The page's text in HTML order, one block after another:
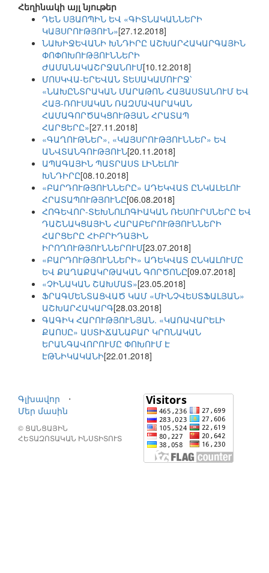
Հեղինակի այլ նյութեր
ԴԵՆ ՍՅԱՈՊԻՆ ԵՎ «ԳԻՏՆԱԿԱՆՆԵՐԻ
ԿԱՅՍՐՈՒԹՅՈՒՆ»[27.12.2018]
ՆԱԽԻՋԵՎԱՆԻ ԽՆԴԻՐԸ ԱՇԽԱՐՀԱԿԱՐԳԱՅԻՆ
ՓՈՓՈԽՈՒԹՅՈՒՆՆԵՐԻ
ԺԱՄԱՆԱԿԱՇՐՋԱՆՈՒՄ[10.12.2018]
ՄՈՍԿՎԱ-ԵՐԵՎԱՆ ՏԵՍԱԿԱՄՈՒՐՋ՝
«ՆԱԽԸՆՏՐԱԿԱՆ ՄԱՐԱԹՈՆ ՀԱՅԱՍՏԱՆՈՒՄ ԵՎ
ՀԱՅ-ՌՈՒՍԱԿԱՆ ՌԱԶՄԱՎԱՐԱԿԱՆ
ՀԱՄԱԳՈՐԾԱԿՑՈՒԹՅԱՆ ՀՐԱՏԱՊ
ՀԱՐՑԵՐԸ»[27.11.2018]
«ԳԱՂՈՒԹՆԵՐ», «ԿԱՅՍՐՈՒԹՅՈՒՆՆԵՐ» ԵՎ
ԱՆՎՏԱՆԳՈՒԹՅՈՒՆ[20.11.2018]
ԱՊԱԳԱՅԻՆ ՊԱՏՐԱՍՏ ԼԻՆԵԼՈՒ
ԽՆԴԻՐԸ[08.10.2018]
«ԲԱՐԴՈՒԹՅՈՒՆՆԵՐԸ» ԱԴԵԿՎԱՏ ԸՆԿԱԼԵԼՈՒ
ՀՐԱՏԱՊՈՒԹՅՈՒՆԸ[06.08.2018]
ՀՈԳԵՎՈՐ-ՏԵԽՆՈԼՈԳԻԱԿԱՆ ՌԵՍՈՒՐՍՆԵՐԸ ԵՎ
ԴԱՇՆԱԿՑԱՅԻՆ ՀԱՐԱԲԵՐՈՒԹՅՈՒՆՆԵՐԻ
ՀԱՐՑԵՐԸ ՀԻԲՐԻԴԱՅԻՆ
ԻՐՈՂՈՒԹՅՈՒՆՆԵՐՈՒՄ[23.07.2018]
«ԲԱՐԴՈՒԹՅՈՒՆՆԵՐԻ» ԱԴԵԿՎԱՏ ԸՆԿԱԼՈՒՄԸ
ԵՎ ՔԱՂԱՔԱԿՐԹԱԿԱՆ ԳՈՐԾՈՆԸ[09.07.2018]
«ՉԻՆԱԿԱՆ ՇԱԽՄԱՏ»[23.05.2018]
ՖՐԱԳՄԵՆՏԱՑՎԱԾ ԿԱՄ «ՄԻՆՉՎԵՍՏՖԱԼՅԱՆ»
ԱՇԽԱՐՀԱԿԱՐԳ[28.03.2018]
ԳԱԳԻԿ ՀԱՐՈՒԹՅՈՒՆՅԱՆ. «ԿԱՌԱՎԱՐԵԼԻ
ՔԱՈՍԸ» ԱՍՏԻՃԱՆԱԲԱՐ ԿՐՈՆԱԿԱՆ
ԵՐԱՆԳԱՎՈՐՈՒՄԸ ՓՈԽՈՒՄ Է
ԷԹՆԻԿԱԿԱՆԻ[22.01.2018]
Գլխավոր
⋅
Մեր մասին
© ՑԱՆՑԱՅԻՆ
ՀԵՏԱԶՈՏԱԿԱՆ ԻՆՍՏԻՏՈՒՏ